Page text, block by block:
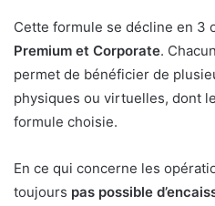
Cette formule se décline en 3
Premium et Corporate.
permet de bénéficier de
physiques ou virtuelles, dont
formule choisie.
En ce qui concerne les
toujours pas possible